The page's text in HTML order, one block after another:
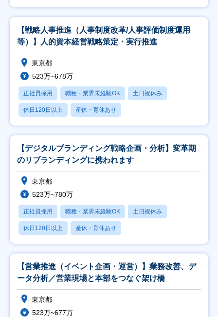
【戦略人事推進（人事制度改革/人事評価制度運用
等）】人的資本経営戦略策定・実行推進
東京都
523万~678万
正社員採用 職種・業界未経験OK 土日祝休み
休日120日以上 産休・育休あり
【デジタルブランディング戦略企画・分析】変革期
のリブランディングに携われます
東京都
523万~780万
正社員採用 職種・業界未経験OK 土日祝休み
休日120日以上 産休・育休あり
【営業推進（イベント企画・運営）】業務改善、デ
ータ分析／営業現場と本部をつなぐ架け橋
東京都
523万~677万